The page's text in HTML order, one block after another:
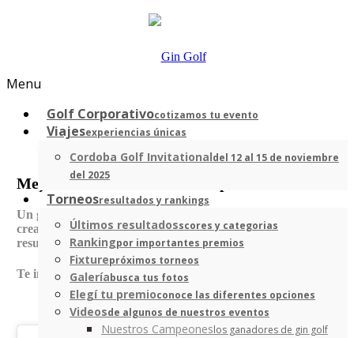
Menu
Golf Corporativocotizamos tu evento
Viajesexperiencias únicas
Cordoba Golf Invitationaldel 12 al 15 de noviembre
del 2025
Torneosresultados y rankings
Últimos resultadosscores y categorias
Rankingpor importantes premios
Fixturepróximos torneos
Galeríabusca tus fotos
Elegí tu premioconoce las diferentes opciones
Videosde algunos de nuestros eventos
Nuestros Campeoneslos ganadores de gin golf
Mejora con una buena rutina previa
Un gran tip gracias a nuestro amigo Manu Peluffo, para
crear una rutina previa que nos ayude a lograr los
resultados deseados.
Te invitamos a seguirlo en su Instagram: